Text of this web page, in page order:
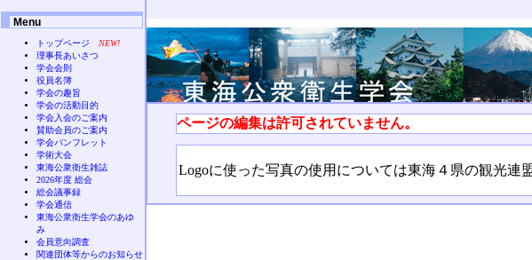
ページの編集は許可されていません。
Logoに使った写真の使用については東海４県の観光連
Menu
トップページ
NEW!
理事長あいさつ
学会会則
役員名簿
学会の趣旨
学会の活動目的
学会入会のご案内
賛助会員のご案内
学会パンフレット
学術大会
東海公衆衛生雑誌
2026年度 総会
総会議事録
学会通信
東海公衆衛生学会のあゆ
み
会員意向調査
関連団体等からのお知らせ